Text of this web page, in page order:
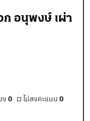
ก อนุพงษ์ เผ่า
ง 0 ไม่ลงคะแนน 0